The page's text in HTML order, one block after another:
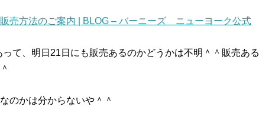
売方法のご案内 | BLOG – バーニーズ ニューヨーク公式
て、明日21日にも販売あるのかどうかは不明＾＾販売ある
のかは分からないや＾＾